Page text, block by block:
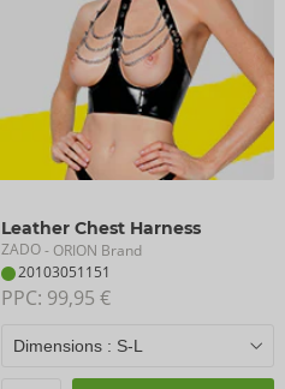
Leather Chest Harness
ZADO- ORION Brand
20103051151
PPC: 99,95 €